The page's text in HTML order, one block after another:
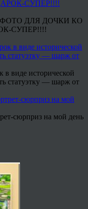
ДЛЯ ДОЧКИ КО
СУПЕР!!!!
виде исторической
статуэтку — шарж от
сюрприз на мой день